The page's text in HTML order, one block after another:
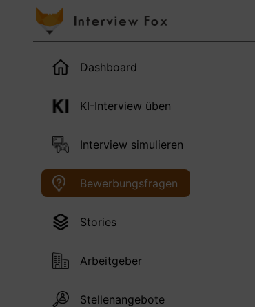
Dashboard
KI-Interview üben
Interview simulieren
Bewerbungsfragen
Stories
Arbeitgeber
Stellenangebote